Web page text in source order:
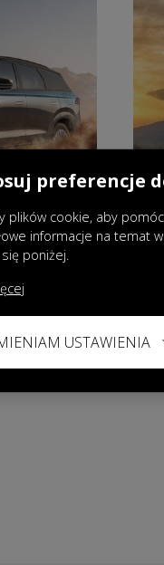
8
preferencje
plików cookie, aby
informacje na temat
poniżej.
USTAWIENIA